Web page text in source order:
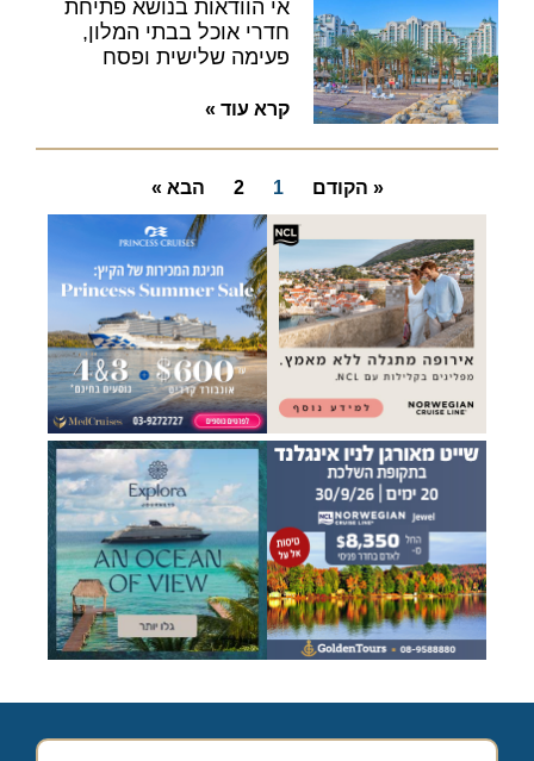
אי הוודאות בנושא פתיחת
חדרי אוכל בבתי המלון,
פעימה שלישית ופסח
קרא עוד »
« הקודם 1
2 הבא »